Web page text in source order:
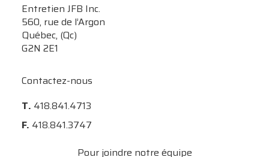
Entretien JFB Inc.
560, rue de l’Argon
Québec, (Qc)
G2N 2E1
Contactez-nous
T. 418.841.4713
F. 418.841.3747
Pour joindre notre équipe